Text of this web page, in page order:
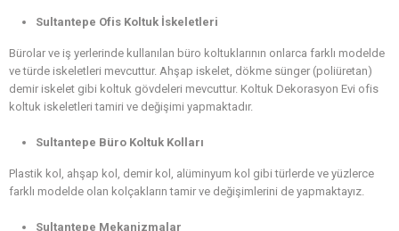
Sultantepe Ofis Koltuk İskeletleri
Bürolar ve iş yerlerinde kullanılan büro koltuklarının onlarca farklı modelde
ve türde iskeletleri mevcuttur. Ahşap iskelet, dökme sünger (poliüretan)
demir iskelet gibi koltuk gövdeleri mevcuttur. Koltuk Dekorasyon Evi ofis
koltuk iskeletleri tamiri ve değişimi yapmaktadır.
Sultantepe Büro Koltuk Kolları
Plastik kol, ahşap kol, demir kol, alüminyum kol gibi türlerde ve yüzlerce
farklı modelde olan kolçakların tamir ve değişimlerini de yapmaktayız.
Sultantepe Mekanizmalar